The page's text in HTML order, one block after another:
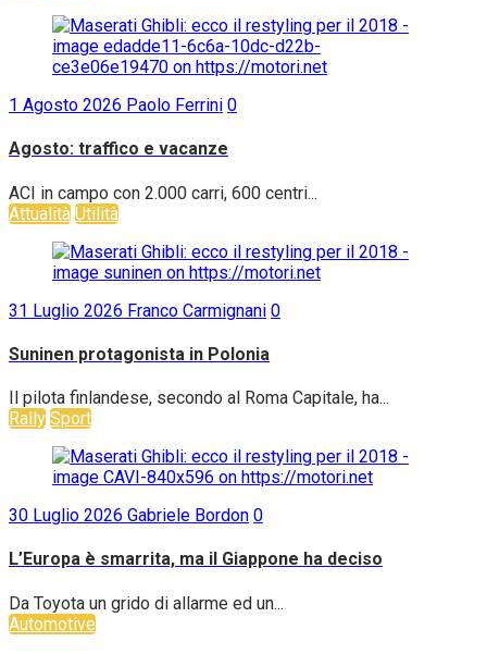
1 Agosto 2026 Paolo Ferrini 0
Agosto: traffico e vacanze
ACI in campo con 2.000 carri, 600 centri...
Attualità Utilità
31 Luglio 2026 Franco Carmignani 0
Suninen protagonista in Polonia
Il pilota finlandese, secondo al Roma Capitale, ha...
Rally Sport
30 Luglio 2026 Gabriele Bordon 0
L’Europa è smarrita, ma il Giappone ha deciso
Da Toyota un grido di allarme ed un...
Automotive